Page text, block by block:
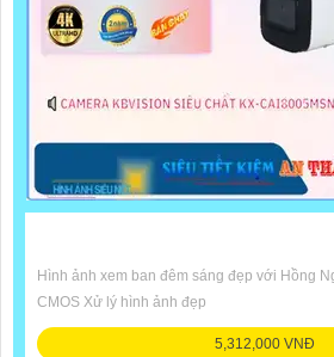
Hình ảnh xem ban đêm sáng đẹp với Hồng
CMOS Xử lý hình ảnh đẹp
5,312,000 VNĐ